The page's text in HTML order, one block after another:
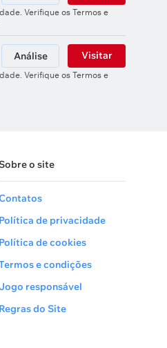
Verifique os Termos e
Análise Visitar
Verifique os Termos e
o site
Política de privacidade
Política de cookies
e condições
responsável
Regras do Site